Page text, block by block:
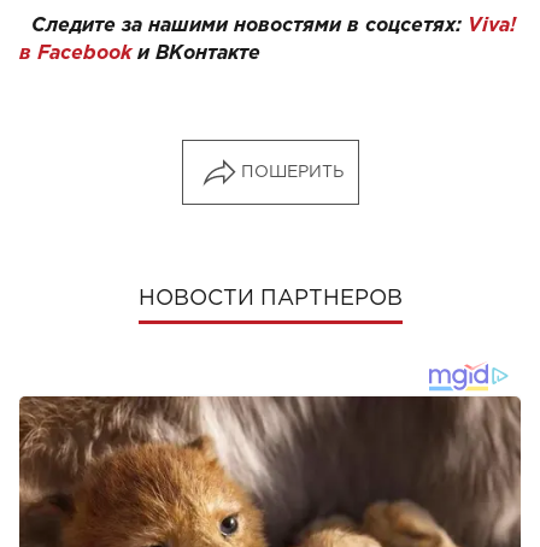
Следите за нашими новостями в соцсетях: Viva!
в Facebookи ВКонтакте
ПОШЕРИТЬ
НОВОСТИ ПАРТНЕРОВ